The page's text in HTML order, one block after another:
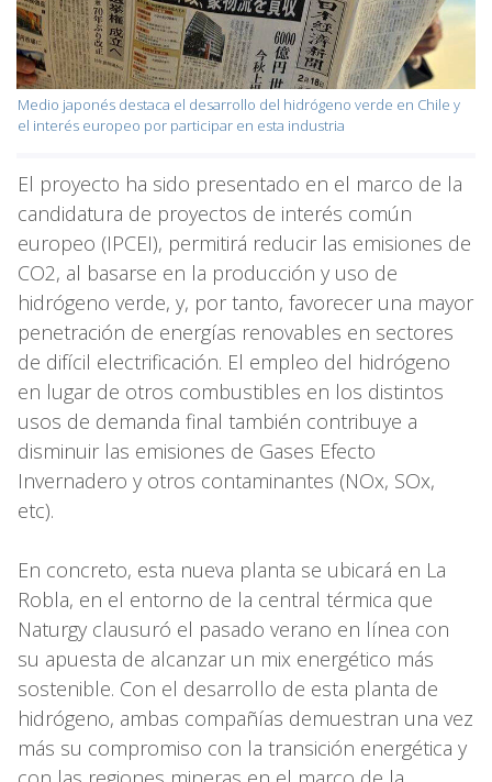
Medio japonés destaca el desarrollo del hidrógeno verde en Chile y
el interés europeo por participar en esta industria
El proyecto ha sido presentado en el marco de la
candidatura de proyectos de interés común
europeo (IPCEI), permitirá reducir las emisiones de
CO2, al basarse en la producción y uso de
hidrógeno verde, y, por tanto, favorecer una mayor
penetración de energías renovables en sectores
de difícil electrificación. El empleo del hidrógeno
en lugar de otros combustibles en los distintos
usos de demanda final también contribuye a
disminuir las emisiones de Gases Efecto
Invernadero y otros contaminantes (NOx, SOx,
etc).
En concreto, esta nueva planta se ubicará en La
Robla, en el entorno de la central térmica que
Naturgy clausuró el pasado verano en línea con
su apuesta de alcanzar un mix energético más
sostenible. Con el desarrollo de esta planta de
hidrógeno, ambas compañías demuestran una vez
más su compromiso con la transición energética y